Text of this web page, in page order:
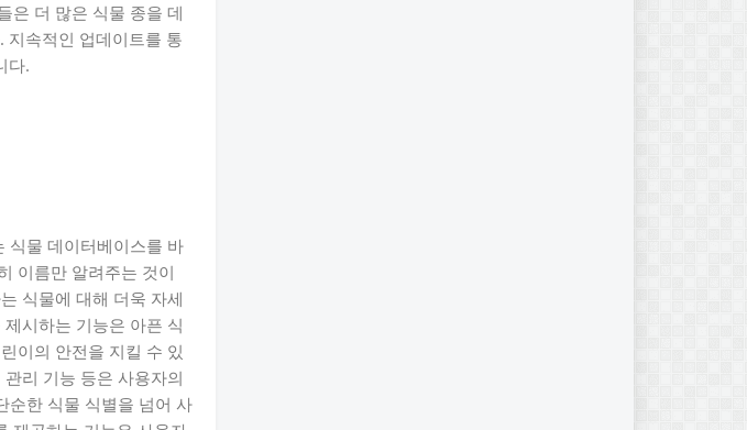
은 더 많은 식물 종을 데
지속적인 업데이트를 통
다.
식물 데이터베이스를 바
이름만 알려주는 것이
식물에 대해 더욱 자세
시하는 기능은 아픈 식
이의 안전을 지킬 수 있
리 기능 등은 사용자의
순한 식물 식별을 넘어 사